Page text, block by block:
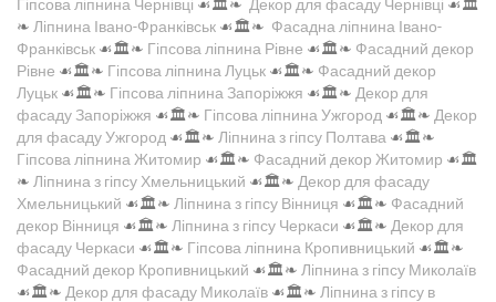
Гіпсова ліпнина Чернівці ☙🏛️❧ Декор для фасаду Чернівці ☙🏛️
❧ Ліпнина Івано-Франківськ ☙🏛️❧ Фасадна ліпнина Івано-
Франківськ ☙🏛️❧ Гіпсова ліпнина Рівне ☙🏛️❧ Фасадний декор
Рівне ☙🏛️❧ Гіпсова ліпнина Луцьк ☙🏛️❧ Фасадний декор
Луцьк ☙🏛️❧ Гіпсова ліпнина Запоріжжя ☙🏛️❧ Декор для
фасаду Запоріжжя ☙🏛️❧ Гіпсова ліпнина Ужгород ☙🏛️❧ Декор
для фасаду Ужгород ☙🏛️❧ Ліпнина з гіпсу Полтава ☙🏛️❧
Гіпсова ліпнина Житомир ☙🏛️❧ Фасадний декор Житомир ☙🏛️
❧ Ліпнина з гіпсу Хмельницький ☙🏛️❧ Декор для фасаду
Хмельницький ☙🏛️❧ Ліпнина з гіпсу Вінниця ☙🏛️❧ Фасадний
декор Вінниця ☙🏛️❧ Ліпнина з гіпсу Черкаси ☙🏛️❧ Декор для
фасаду Черкаси ☙🏛️❧ Гіпсова ліпнина Кропивницький ☙🏛️❧
Фасадний декор Кропивницький ☙🏛️❧ Ліпнина з гіпсу Миколаїв
☙🏛️❧ Декор для фасаду Миколаїв ☙🏛️❧ Ліпнина з гіпсу в